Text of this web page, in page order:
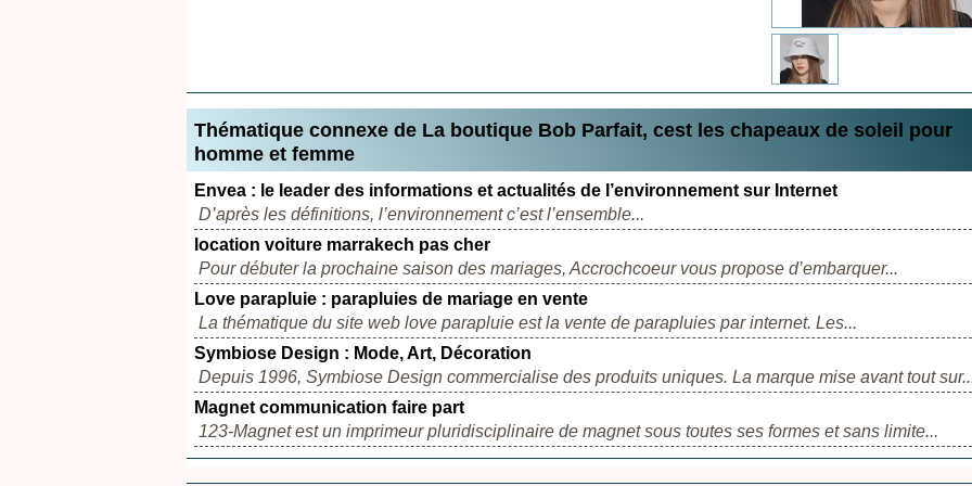
Thématique connexe de La boutique Bob Parfait, cest les chapeaux de soleil pour
homme et femme
Envea : le leader des informations et actualités de l’environnement sur Internet
D’après les définitions, l’environnement c’est l’ensemble...
location voiture marrakech pas cher
Pour débuter la prochaine saison des mariages, Accrochcoeur vous propose d’embarquer...
Love parapluie : parapluies de mariage en vente
La thématique du site web love parapluie est la vente de parapluies par internet. Les...
Symbiose Design : Mode, Art, Décoration
Depuis 1996, Symbiose Design commercialise des produits uniques. La marque mise avant tout
Magnet communication faire part
123-Magnet est un imprimeur pluridisciplinaire de magnet sous toutes ses formes et sans limite...